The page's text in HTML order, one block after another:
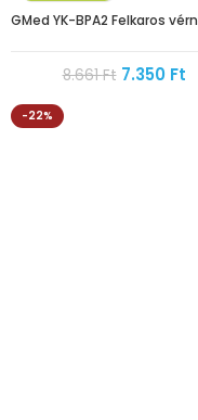
8.661Ft 7.350 Ft
-22%